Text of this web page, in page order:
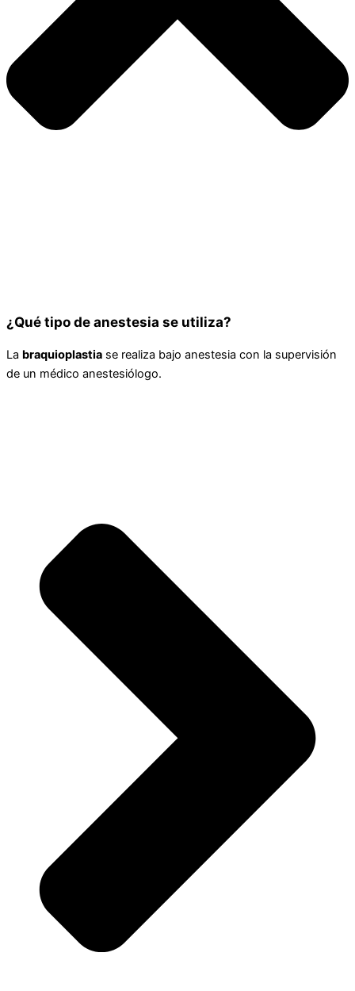
¿Qué tipo de anestesia se utiliza?
La braquioplastia se realiza bajo anestesia con la supervisión
de un médico anestesiólogo.